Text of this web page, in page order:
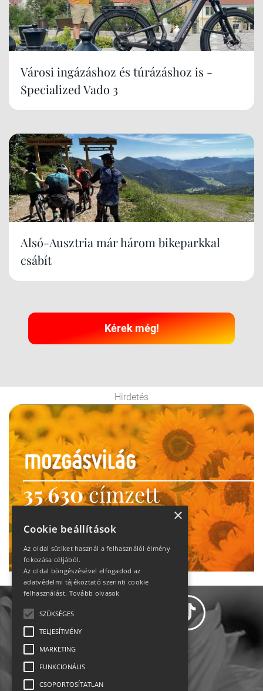
Városi ingázáshoz és túrázáshoz is -
Specialized Vado 3
Alsó-Ausztria már három bikeparkkal
csábít
Kérek még!
Hirdetés
35 630címzett
heti motiváció
Ne maradj le!
Állásajánlatok
×
Cookie beállítások
Az oldal sütiket használ a felhasználói élmény
fokozása céljából.
Az oldal böngészésével elfogadod az
adatvédelmi tájékoztató szerinti cookie
felhasználást. Tovább olvasok
SZÜKSÉGES
TELJESÍTMÉNY
MARKETING
FUNKCIONÁLIS
CSOPORTOSÍTATLAN